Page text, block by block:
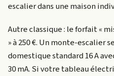
escalier dans une maison
Autre classique : le forfait «
» à 250 €. Un monte-escalier
domestique standard 16 A
30 mA. Si votre tableau